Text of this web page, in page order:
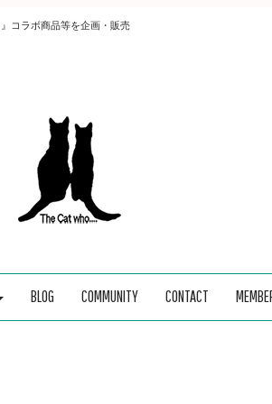
コラボ商品等を企画・販売
BLOG COMMUNITY CONTACT